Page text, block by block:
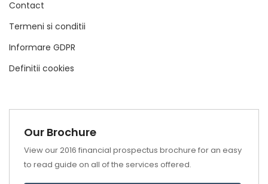
Contact
Termeni si conditii
Informare GDPR
Definitii cookies
Our Brochure
View our 2016 financial prospectus brochure for an easy
to read guide on all of the services offered.